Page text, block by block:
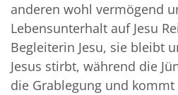
anderen wohl vermögend
Lebensunterhalt auf Jesu
Begleiterin Jesu, sie bleibt
Jesus stirbt, während die
die Grablegung und